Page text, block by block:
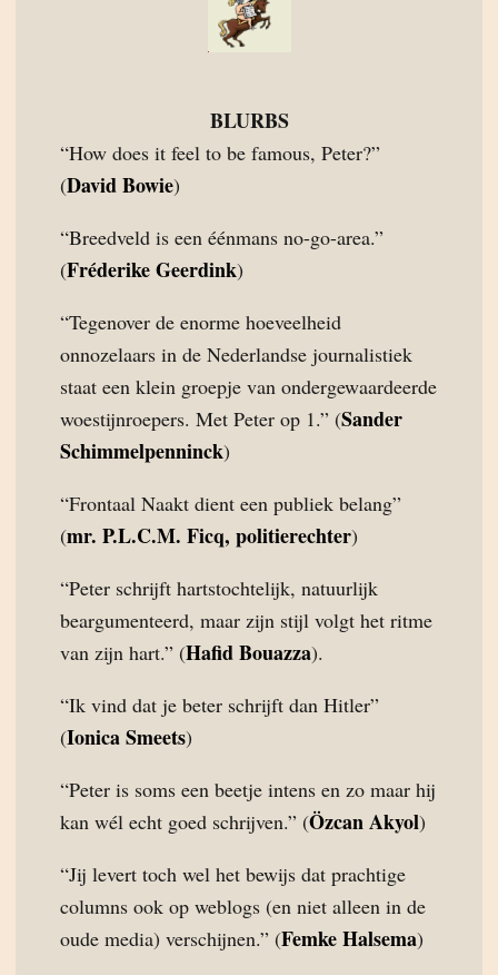
BLURBS
“How does it feel to be famous, Peter?”
(David Bowie)
“Breedveld is een éénmans no-go-area.”
(Fréderike Geerdink)
“Tegenover de enorme hoeveelheid
onnozelaars in de Nederlandse journalistiek
staat een klein groepje van ondergewaardeerde
woestijnroepers. Met Peter op 1.” (Sander
Schimmelpenninck)
“Frontaal Naakt dient een publiek belang”
(mr. P.L.C.M. Ficq, politierechter)
“Peter schrijft hartstochtelijk, natuurlijk
beargumenteerd, maar zijn stijl volgt het ritme
van zijn hart.” (Hafid Bouazza).
“Ik vind dat je beter schrijft dan Hitler”
(Ionica Smeets)
“Peter is soms een beetje intens en zo maar hij
kan wél echt goed schrijven.” (Özcan Akyol)
“Jij levert toch wel het bewijs dat prachtige
columns ook op weblogs (en niet alleen in de
oude media) verschijnen.” (Femke Halsema)